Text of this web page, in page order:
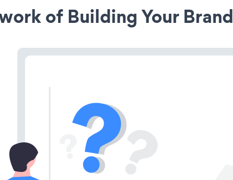
of Building Your Brand